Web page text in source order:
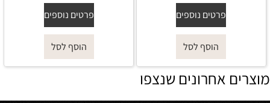
פרטים נוספים
הוסף לסל
פרטים נוספים
הוסף לסל
מוצרים אחרונים שנצפו